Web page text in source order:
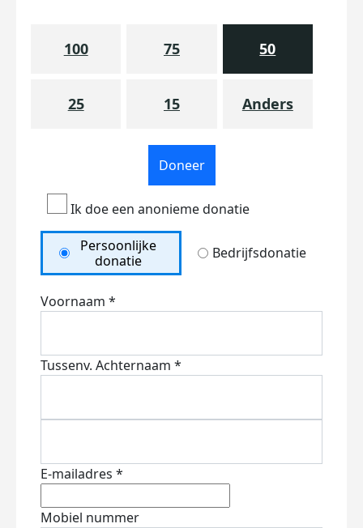
100 75 50
25 15 Anders
Doneer
Ik doe een anonieme donatie
Persoonlijke
donatie
Bedrijfsdonatie
Voornaam *
Tussenv. Achternaam *
E-mailadres *
Mobiel nummer